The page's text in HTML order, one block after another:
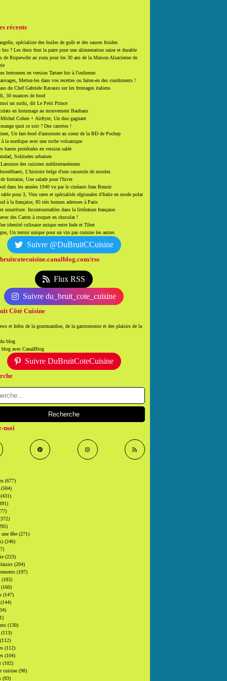
récents
spécialiste des huiles de goût et des sauces froides
bio ? Les deux font la paire pour une alimentation saine et durable
de Riquewihr au yuzu pour les 30 ans de la Maison Alsacienne de
bretonnes en version Tartare bio à l'indienne
Mettez-les dans vos recettes ou faites-en des condiments !
du Chef Gabriele Ravasio sur les fromages italiens
50 nuances de food
moi un sushi, dit Le Petit Prince
en hommage au mouvement Bauhaus
Michel Cohen + Airfryer, Un duo gagnant
quoi ce soir ? Des carottes !
Un fast-food d'autoroute au coeur de la BD de Pochep
la nordique avec une roche volcanique
barres protéinées en version salée
Solitudes urbaines
des cuisines méditerranéennes
L'histoire belge d'une casserole de moules
fontaine, Une salade pour l'hiver
dans les années 1940 vu par le cinéaste Jean Renoir
pour 3, Vins rares et spécialités régionales d'Italie en mode polar
à la française, 85 très bonnes adresses à Paris
nourriture. Incontournables dans la littérature française
des Cartes à croquer en chocolat !
identité culinaire unique entre Inde et Tibet
Un terroir unique pour un vin pas comme les autres
Suivre @DuBruitCCuisine
rss
Flux RSS
Suivre du_bruit_cote_cuisine
Côté Cuisine
et Infos de la gourmandise, de la gastronomie et des plaisirs de la
blog
blog avec CanalBlog
Suivre DuBruitCoteCuisine
moi
(677)
(504)
(431)
une fête (271)
(246)
(223)
(204)
(197)
(183)
(160)
(147)
(144)
(130)
(113)
(112)
(112)
(104)
(102)
cuisine (98)
(93)